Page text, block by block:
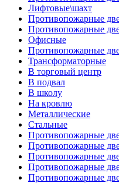
Лифтовые\шахт
Противопожарные
Противопожарные
Офисные
Противопожарные
Трансформаторные
В торговый центр
В подвал
В школу
На кровлю
Металлические
Стальные
Противопожарные
Противопожарные
Противопожарные
Противопожарные
Противопожарные